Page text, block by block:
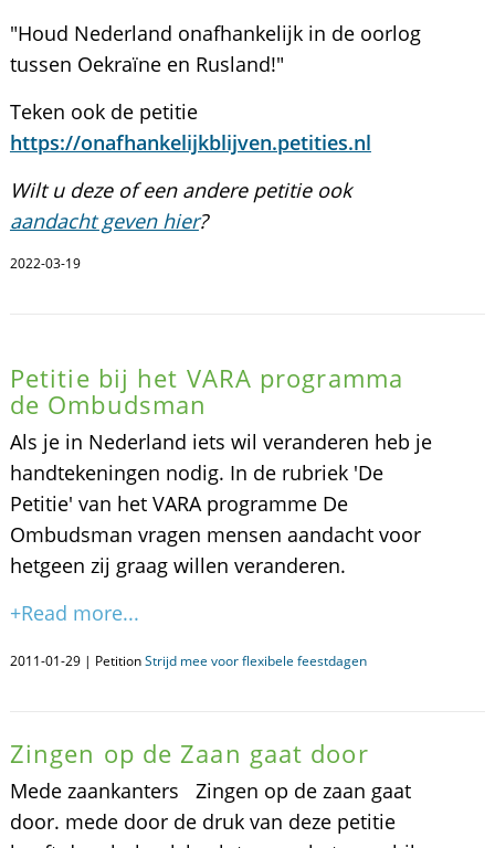
"Houd Nederland onafhankelijk in de oorlog
tussen Oekraïne en Rusland!"
Teken ook de petitie
https://onafhankelijkblijven.petities.nl
Wilt u deze of een andere petitie ook
aandacht geven hier?
2022-03-19
Petitie bij het VARA programma
de Ombudsman
Als je in Nederland iets wil veranderen heb je
handtekeningen nodig. In de rubriek 'De
Petitie' van het VARA programme De
Ombudsman vragen mensen aandacht voor
hetgeen zij graag willen veranderen.
+Read more...
2011-01-29 | PetitionStrijd mee voor flexibele feestdagen
Zingen op de Zaan gaat door
Mede zaankanters Zingen op de zaan gaat
door. mede door de druk van deze petitie